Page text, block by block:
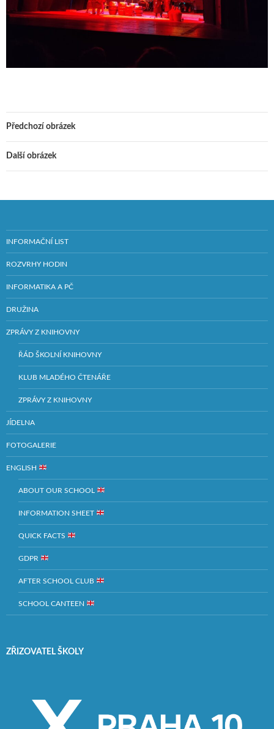
Předchozí obrázek
Další obrázek
INFORMAČNÍ LIST
ROZVRHY HODIN
INFORMATIKA A PČ
DRUŽINA
ZPRÁVY Z KNIHOVNY
ŘÁD ŠKOLNÍ KNIHOVNY
KLUB MLADÉHO ČTENÁŘE
ZPRÁVY Z KNIHOVNY
JÍDELNA
FOTOGALERIE
ENGLISH
ABOUT OUR SCHOOL
INFORMATION SHEET
QUICK FACTS
GDPR
AFTER SCHOOL CLUB
SCHOOL CANTEEN
ZŘIZOVATEL ŠKOLY